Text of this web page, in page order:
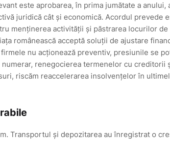
este aprobarea, în prima jumătate a anului,
juridică cât și economică. Acordul prevede
menținerea activității și păstrarea locurilor de
românească acceptă soluții de ajustare
nu acționează preventiv, presiunile se
renegocierea termenelor cu creditorii
riscăm reaccelerarea insolvențelor în
Transportul și depozitarea au înregistrat o